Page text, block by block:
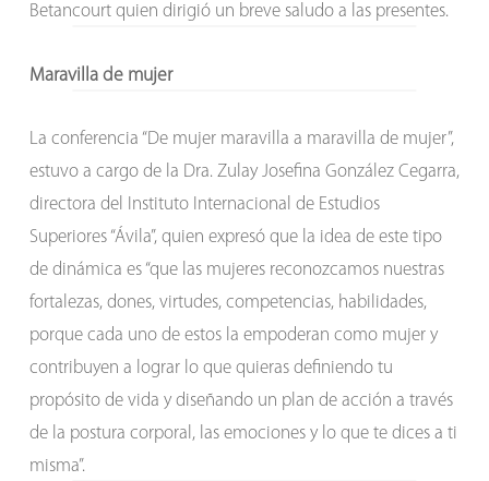
Betancourt quien dirigió un breve saludo a las presentes.
Maravilla de mujer
La conferencia “De mujer maravilla a maravilla de mujer”,
estuvo a cargo de la Dra. Zulay Josefina González Cegarra,
directora del Instituto Internacional de Estudios
Superiores “Ávila”, quien expresó que la idea de este tipo
de dinámica es “que las mujeres reconozcamos nuestras
fortalezas, dones, virtudes, competencias, habilidades,
porque cada uno de estos la empoderan como mujer y
contribuyen a lograr lo que quieras definiendo tu
propósito de vida y diseñando un plan de acción a través
de la postura corporal, las emociones y lo que te dices a ti
misma”.